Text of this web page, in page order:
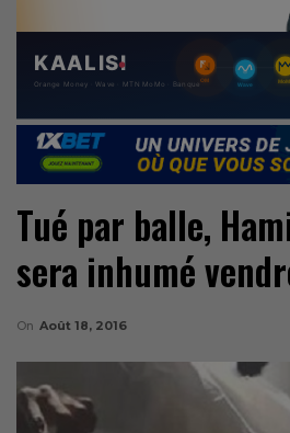
Tué par balle,
sera inhumé
On Août 18, 2016